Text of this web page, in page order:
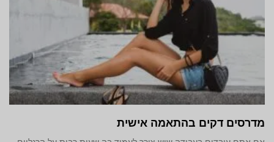
מדרסים דקים בהתאמה אישית